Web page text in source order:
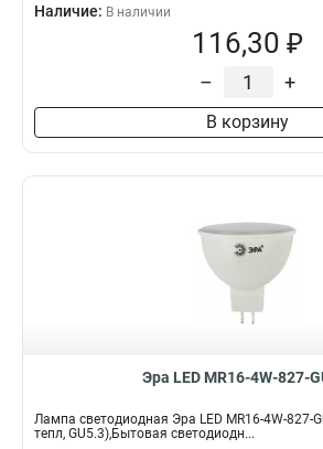
Наличие: В наличии
116,30 ₽
– +
В корзину
Эра LED MR16-4W-827-
Лампа светодиодная Эра LED MR16-4W-827-
тепл, GU5.3),Бытовая светодиодн...